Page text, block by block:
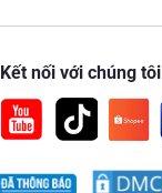
Kết nối với chúng tôi